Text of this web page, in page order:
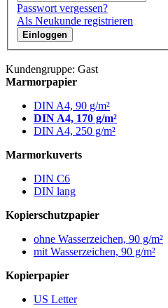
Passwort vergessen?
Als Neukunde registrieren
Einloggen
Kundengruppe: Gast
Marmorpapier
DIN A4, 90 g/m²
DIN A4, 170 g/m²
DIN A4, 250 g/m²
Marmorkuverts
DIN C6
DIN lang
Kopierschutzpapier
ohne Wasserzeichen, 90 g/m²
mit Wasserzeichen, 90 g/m²
Kopierpapier
US Letter